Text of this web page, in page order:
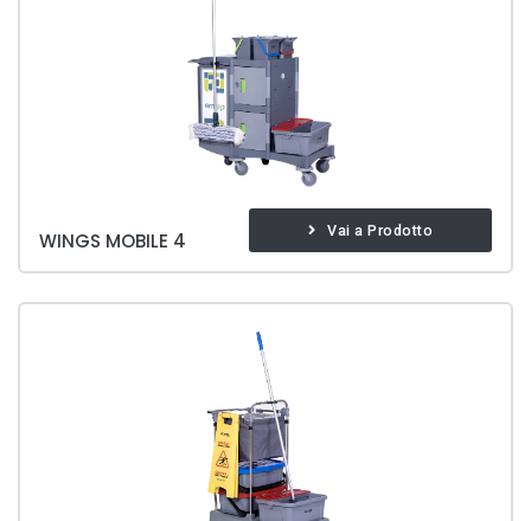
WINGS MOBILE 4 Vai a Prodotto